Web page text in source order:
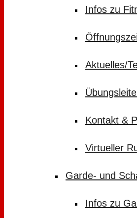
Infos zu
Aktuelles/
Kontakt &
Virtueller
Garde- und
Infos zu